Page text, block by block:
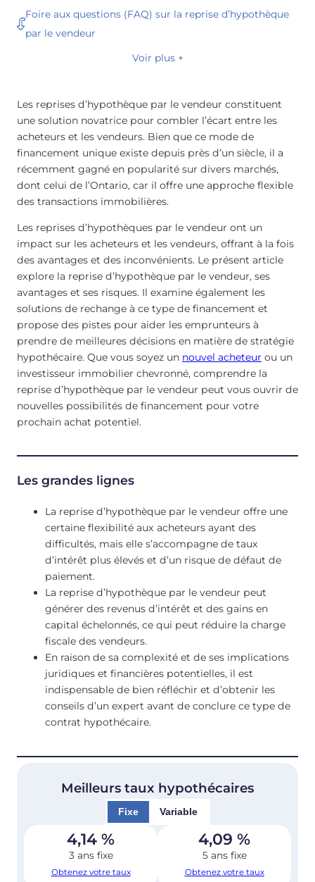
Foire aux questions (FAQ) sur la reprise d’hypothèque
par le vendeur
Voir plus +
Les reprises d’hypothèque par le vendeur constituent
une solution novatrice pour combler l’écart entre les
acheteurs et les vendeurs. Bien que ce mode de
financement unique existe depuis près d’un siècle, il a
récemment gagné en popularité sur divers marchés,
dont celui de l’Ontario, car il offre une approche flexible
des transactions immobilières.
Les reprises d’hypothèques par le vendeur ont un
impact sur les acheteurs et les vendeurs, offrant à la fois
des avantages et des inconvénients. Le présent article
explore la reprise d’hypothèque par le vendeur, ses
avantages et ses risques. Il examine également les
solutions de rechange à ce type de financement et
propose des pistes pour aider les emprunteurs à
prendre de meilleures décisions en matière de stratégie
hypothécaire. Que vous soyez un nouvel acheteur ou un
investisseur immobilier chevronné, comprendre la
reprise d’hypothèque par le vendeur peut vous ouvrir de
nouvelles possibilités de financement pour votre
prochain achat potentiel.
Les grandes lignes
La reprise d’hypothèque par le vendeur offre une
certaine flexibilité aux acheteurs ayant des
difficultés, mais elle s’accompagne de taux
d’intérêt plus élevés et d’un risque de défaut de
paiement.
La reprise d’hypothèque par le vendeur peut
générer des revenus d’intérêt et des gains en
capital échelonnés, ce qui peut réduire la charge
fiscale des vendeurs.
En raison de sa complexité et de ses implications
juridiques et financières potentielles, il est
indispensable de bien réfléchir et d’obtenir les
conseils d’un expert avant de conclure ce type de
contrat hypothécaire.
Meilleurs taux hypothécaires
Fixe Variable
4,14 %
3 ans fixe
Obtenez votre taux
4,09 %
5 ans fixe
Obtenez votre taux